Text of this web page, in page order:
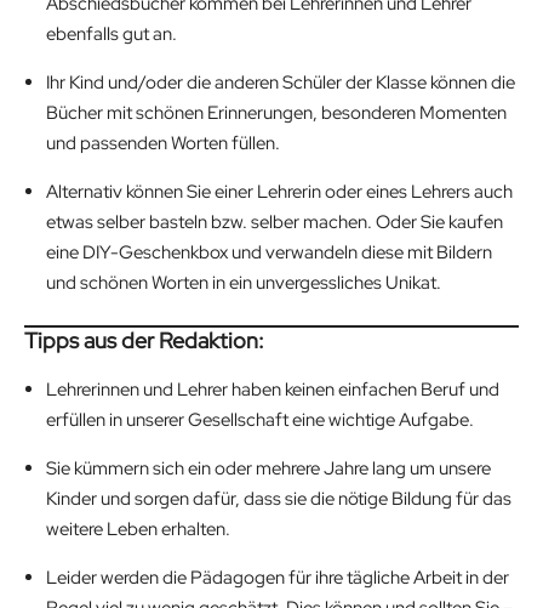
ebenfalls gut an.
Ihr Kind und/oder die anderen Schüler der Klasse können die
Bücher mit schönen Erinnerungen, besonderen Momenten
und passenden Worten füllen.
Alternativ können Sie einer Lehrerin oder eines Lehrers auch
etwas selber basteln bzw. selber machen. Oder Sie kaufen
eine DIY-Geschenkbox und verwandeln diese mit Bildern
und schönen Worten in ein unvergessliches Unikat.
Tipps aus der Redaktion:
Lehrerinnen und Lehrer haben keinen einfachen Beruf und
erfüllen in unserer Gesellschaft eine wichtige Aufgabe.
Sie kümmern sich ein oder mehrere Jahre lang um unsere
Kinder und sorgen dafür, dass sie die nötige Bildung für das
weitere Leben erhalten.
Leider werden die Pädagogen für ihre tägliche Arbeit in der